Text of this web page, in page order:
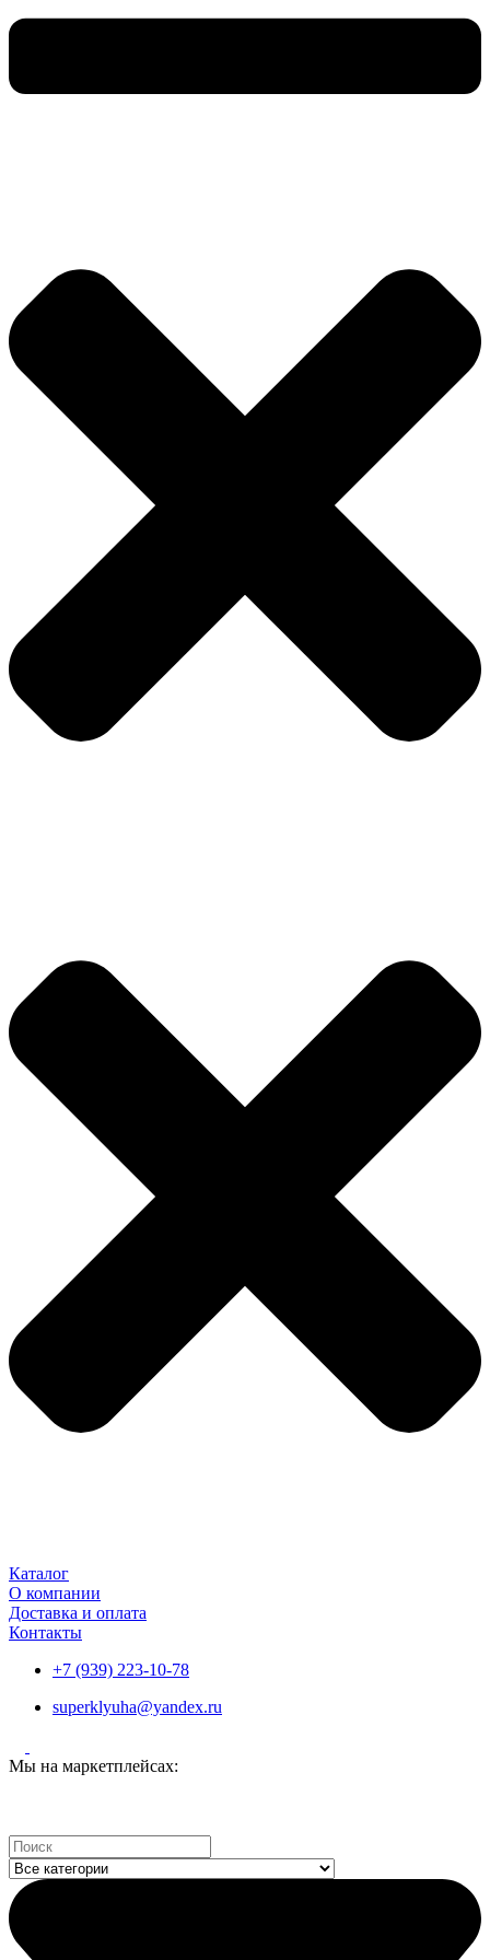
Каталог
О компании
Доставка и оплата
Контакты
+7 (939) 223-10-78
superklyuha@yandex.ru
Мы на маркетплейсах:
Search
...